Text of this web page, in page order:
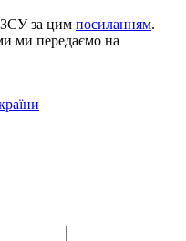
за цим посиланням.
ми передаємо на